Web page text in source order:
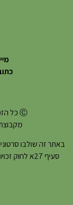
Ⓒ כל הזכויות שמורות ל
באתר זה שולבו
סעיף 27א